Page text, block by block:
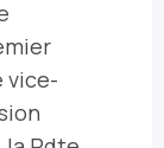
vice-